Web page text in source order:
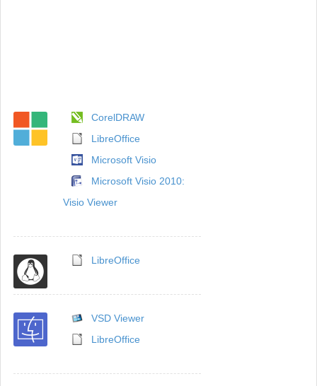
CorelDRAW
LibreOffice
Microsoft Visio
Microsoft Visio 2010:
Visio Viewer
LibreOffice
VSD Viewer
LibreOffice